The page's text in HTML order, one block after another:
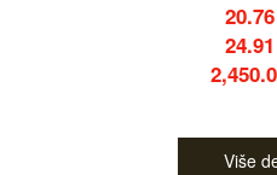
20.76
24.91
Više